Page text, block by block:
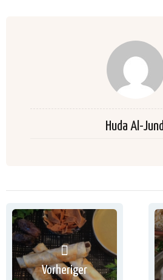
Huda Al-
Vorheriger